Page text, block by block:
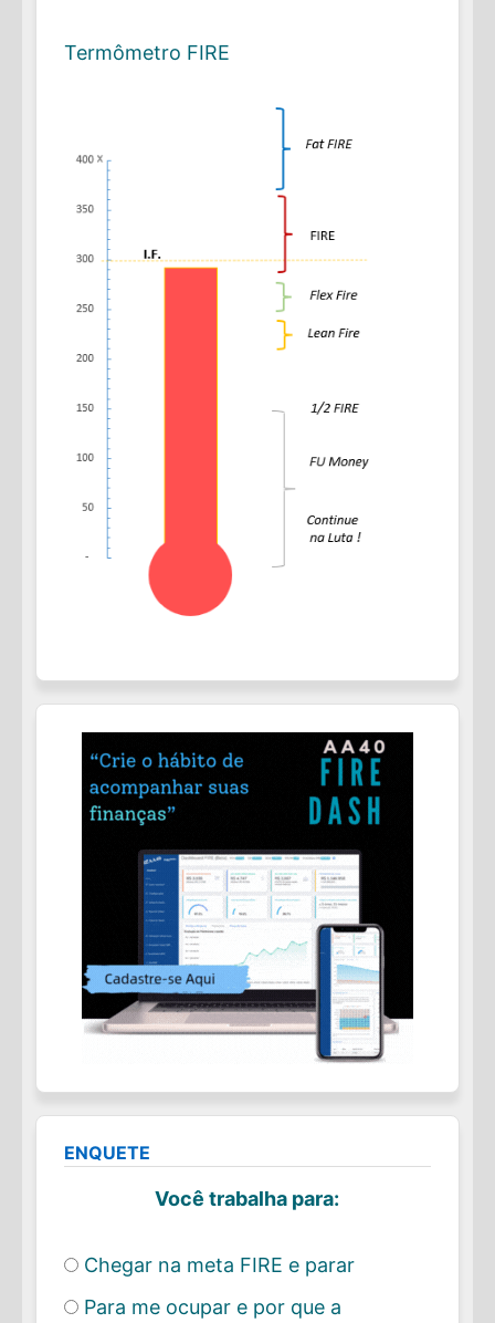
Termômetro FIRE
ENQUETE
Você trabalha para:
Chegar na meta FIRE e parar
Para me ocupar e por que a